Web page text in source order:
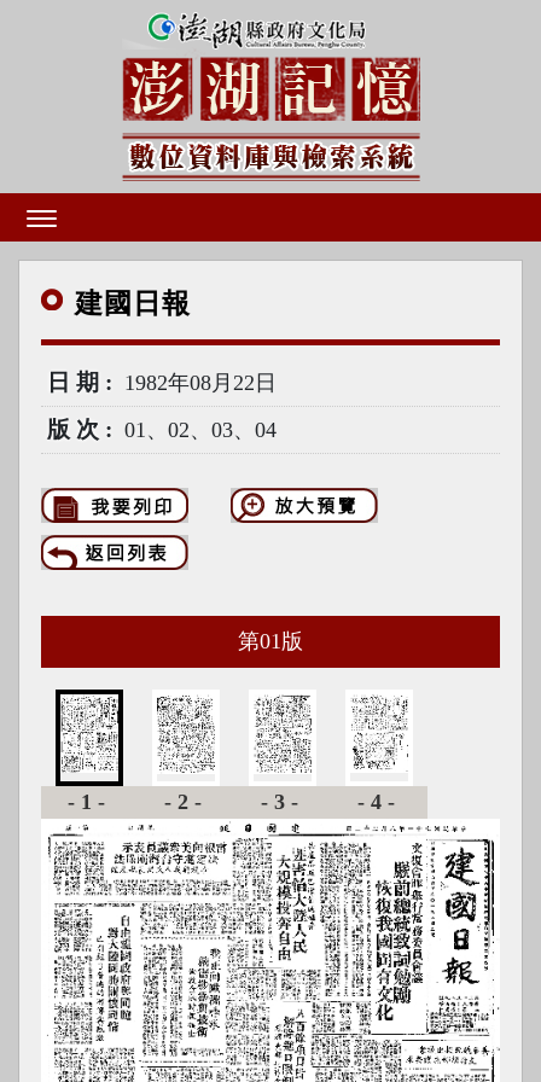
建國 日報
日期 1982年08月22日
版次 01、02、03、04
第01 版
-1- -2- -3- -4-